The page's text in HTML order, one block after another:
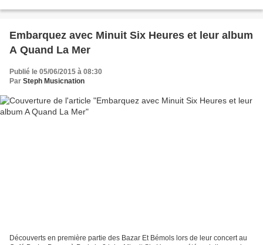
Embarquez avec Minuit Six Heures et leur album
A Quand La Mer
Publié le 05/06/2015 à 08:30
Par Steph Musicnation
Découverts en première partie des Bazar Et Bémols lors de leur concert au